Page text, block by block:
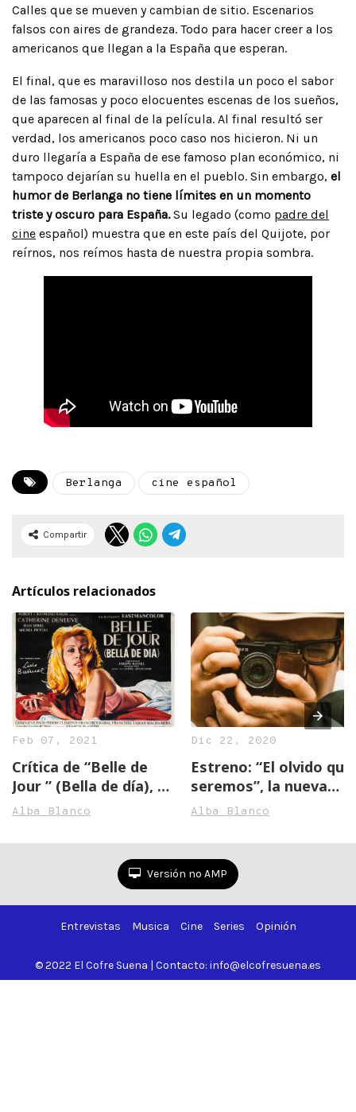
Calles que se mueven y cambian de sitio. Escenarios
falsos con aires de grandeza. Todo para hacer creer a los
americanos que llegan a la España que esperan.
El final, que es maravilloso nos destila un poco el sabor
de las famosas y poco elocuentes escenas de los sueños,
que aparecen al final de la película. Al final resultó ser
verdad, los americanos poco caso nos hicieron. Ni un
duro llegaría a España de ese famoso plan económico, ni
tampoco dejarían su huella en el pueblo. Sin embargo, el
humor de Berlanga no tiene límites en un momento
triste y oscuro para España.Su legado (como padre del
cine español) muestra que en este país del Quijote, por
reírnos, nos reímos hasta de nuestra propia sombra.
Berlanga cine español
Compartir
Artículos relacionados
Feb 07, 2021
Crítica de “Belle de
Jour ” (Bella de día), el
clásico de cine español
Alba Blanco
Dic 22, 2020
Estreno: “El olvido que
seremos”, la nueva
película de Fernando
Alba Blanco
Versión no AMP
Entrevistas Musica Cine Series Opinión
© 2022 El Cofre Suena | Contacto: info@elcofresuena.es